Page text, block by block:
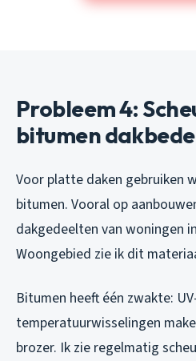
Probleem 4:
bitumen
Voor platte daken gebruiken
bitumen. Vooral op
dakgedeelten van woningen
Woongebied zie ik dit
Bitumen heeft één zwakte:
temperatuurwisselingen
brozer. Ik zie regelmatig